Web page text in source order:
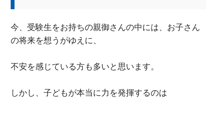
今、受験生をお持ちの親御さんの中には、お子さん
の将来を想うがゆえに、
不安を感じている方も多いと思います。
しかし、子どもが本当に力を発揮するのは